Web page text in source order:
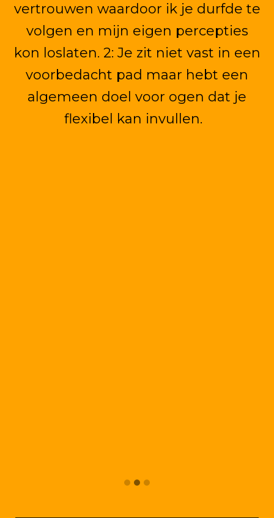
vertrouwen waardoor ik je durfde te
volgen en mijn eigen percepties
kon loslaten. 2: Je zit niet vast in een
voorbedacht pad maar hebt een
algemeen doel voor ogen dat je
flexibel kan invullen.